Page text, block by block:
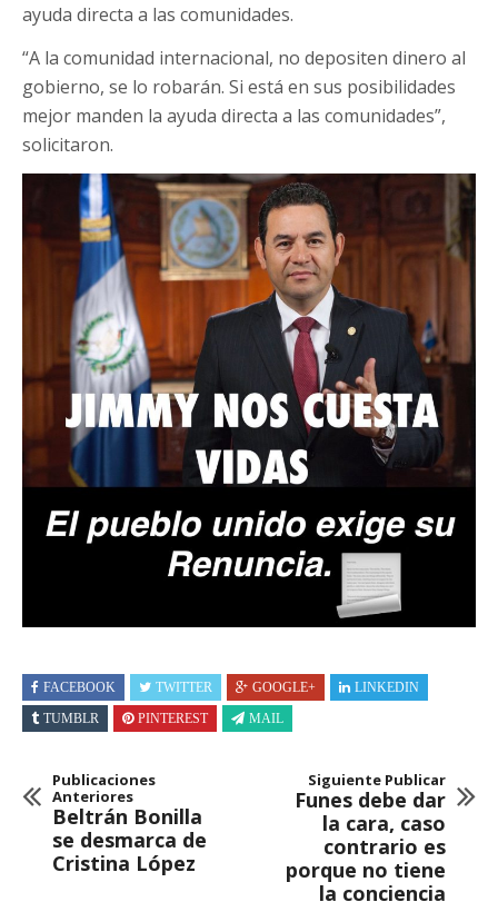
ayuda directa a las comunidades.
“A la comunidad internacional, no depositen dinero al
gobierno, se lo robarán. Si está en sus posibilidades
mejor manden la ayuda directa a las comunidades”,
solicitaron.
FACEBOOK TWITTER GOOGLE+
LINKEDIN
TUMBLR
PINTEREST MAIL
Publicaciones
Anteriores
Beltrán Bonilla
se desmarca de
Cristina López
Siguiente Publicar
Funes debe dar
la cara, caso
contrario es
porque no tiene
la conciencia